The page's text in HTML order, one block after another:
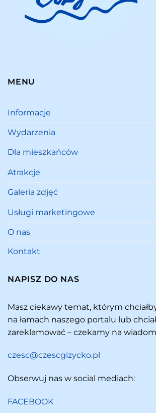
MENU
Informacje
Wydarzenia
Dla mieszkańców
Atrakcje
Galeria zdjęć
Usługi marketingowe
O nas
Kontakt
NAPISZ DO NAS
Masz ciekawy temat, którym
na łamach naszego portalu lub
zareklamować – czekamy na
czesc@czescgizycko.pl
Obserwuj nas w social mediach:
FACEBOOK